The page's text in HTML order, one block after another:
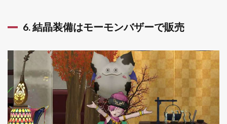
6. 結晶装備はモーモンバザーで販売